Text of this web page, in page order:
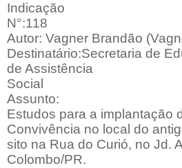
Indicação
N°:118
Autor: Vagner Brandão
Destinatário:Secretaria de
de Assistência
Social
Assunto:
Estudos para a implantação
Convivência no local do
sito na Rua do Curió, no Jd.
Colombo/PR.